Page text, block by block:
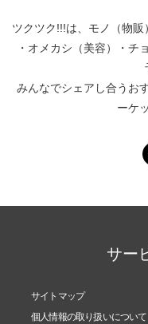
＊無料メルマガ登録
https://tsuku2.jp/
https://
請求書の発行ができ
ツクツク!!!は、 モノ（物販）
・ オメカシ（美容） ・ チ
みんなでシェアし合う お
ーケ
サー
サイトマップ
個人情報の取り扱いについて